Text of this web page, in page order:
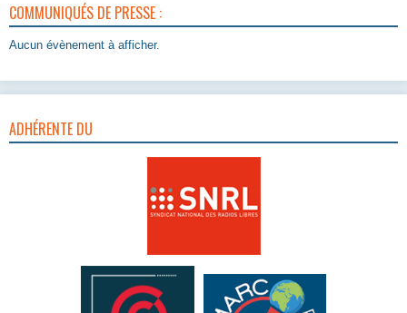
COMMUNIQUÉS DE PRESSE :
Aucun évènement à afficher.
ADHÉRENTE DU